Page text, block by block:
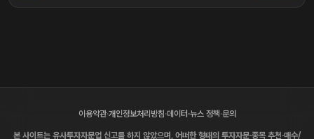
이용약관·개인정보처리방침·데이터·뉴스 정책·문의
본 사이트는 유사투자자문업 신고를 하지 않았으며, 어떠한 형태의 투자자문·종목 추천·매수/